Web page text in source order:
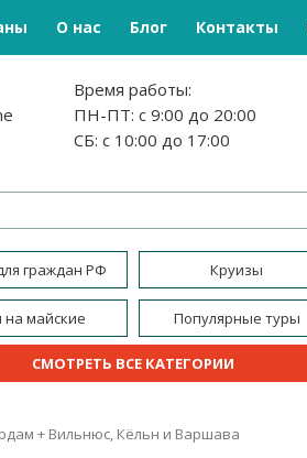
О нас Блог Контакты
Время работы:
ПН-ПТ: с 9:00 до 20:00
СБ: с 10:00 до 17:00
граждан РФ Круизы
на майские Популярные туры
туры
Санатории и
оздоровление
СМОТРЕТЬ ВСЕ КАТЕГОРИИ
+ Вильнюс, Кёльн и Варшава